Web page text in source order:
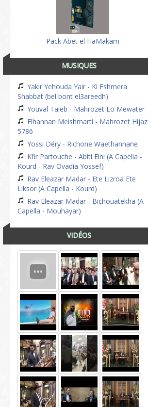
Pack Abet el HaMakam
MUSIQUES
Yakir Yehouda Yair - Ki Eshmera
Shabbat (bel bont el3areedh)
Youval Taieb - Mahrozet Lo Mewater
Elhannan Meishmarti - Mahrozet Hijaz
5786
Yossi Déry - Richone Waethannane
Kfir Partouche - Abiti Eini (A Capella -
Kourd - Rav Ovadia Yossef)
Rav Eleazar Madar - Ete Lizroa Ete
Liksor (A Capella - Kourd)
Rav Eleazar Madar - Bichouatekha (A
Capella - Mouhayar)
VIDÉOS